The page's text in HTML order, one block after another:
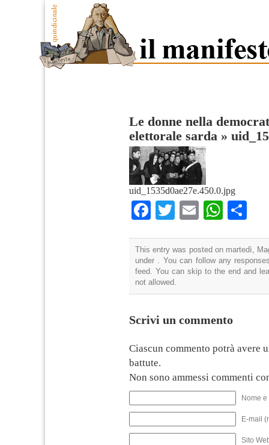
Le donne nella
elettorale sarda »
uid_1535d0ae27e.450.0.jpg
Facebook
TwitterEmail
This entry was posted on martedì,
under . You can follow any
feed. You can skip to the end and
not allowed.
Scrivi un commento
Ciascun commento potrà avere
battute.
Non sono ammessi commenti
Nome
E-mail
Sito